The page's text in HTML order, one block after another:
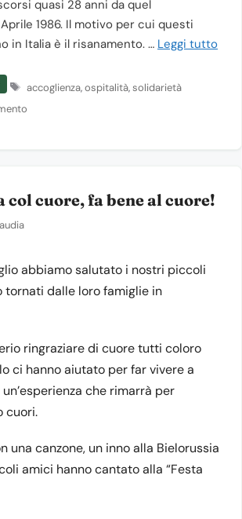
quasi 28 anni da quel
1986. Il motivo per cui questi
in Italia è il risanamento. … Leggi tutto
Tag
accoglienza,ospitalità,solidarietà
col cuore, fa bene al cuore!
abbiamo salutato i nostri piccoli
tornati dalle loro famiglie in
ringraziare di cuore tutti coloro
ci hanno aiutato per far vivere a
che rimarrà per
cuori.
una canzone, un inno alla Bielorussia
amici hanno cantato alla “Festa